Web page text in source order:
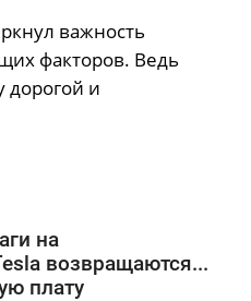
важность
факторов. Ведь
и
на
возвращаются...
плату